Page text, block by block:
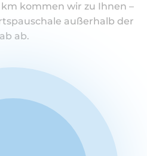
kommen wir zu Ihnen –
außerhalb der
ab.